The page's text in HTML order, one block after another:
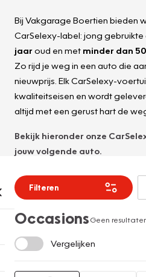
Bij Vakgarage Boertien bieden
CarSelexy-label: jong gebruikte
jaaroud en met minder dan
Zo rijd je weg in een auto die
nieuwprijs. Elk CarSelexy-
kwaliteitseisen en wordt
altijd met een gerust hart de
Bekijk hieronder onze
jouw volgende auto.
Filteren
OccasionsGeen
Vergelijken